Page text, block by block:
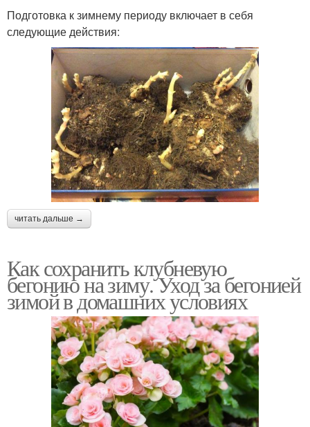
Подготовка к зимнему периоду включает в себя
следующие действия:
читать дальше →
Как сохранить клубневую
бегонию на зиму. Уход за бегонией
зимой в домашних условиях